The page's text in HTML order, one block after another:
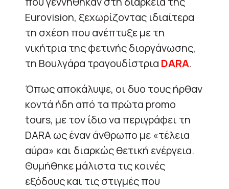
Eurovision, ξεχωρίζοντας ιδιαίτερα
τη σχέση που ανέπτυξε με τη
νικήτρια της φετινής διοργάνωσης,
τη Βουλγάρα τραγουδίστρια DARA.
Όπως αποκάλυψε, οι δυο τους ήρθαν
κοντά ήδη από τα πρώτα promo
tours, με τον ίδιο να περιγράφει τη
DARA ως έναν άνθρωπο με «τέλεια
αύρα» και διαρκώς θετική ενέργεια.
Θυμήθηκε μάλιστα τις κοινές
εξόδους και τις στιγμές που